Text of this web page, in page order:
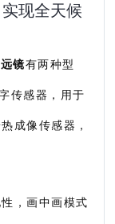
现全天候
镜有两种型
传感器，用于
成像传感器，
，画中画模式